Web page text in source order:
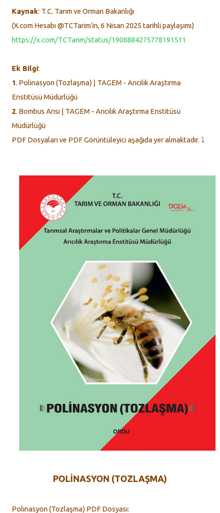
Kaynak: T.C. Tarım ve Orman Bakanlığı
(X.com Hesabı @TCTarim'in, 6 Nisan 2025 tarihli paylaşımı)
https://x.com/TCTarim/status/1908884275778191511
Ek Bilgi:
1. Polinasyon (Tozlaşma) | TAGEM - Arıcılık Araştırma
Enstitüsü Müdürlüğü
2. Bombus Arısı | TAGEM - Arıcılık Araştırma Enstitüsü
Müdürlüğü
PDF Dosyaları ve PDF Görüntüleyici aşağıda yer almaktadır. ⤵️
POLİNASYON (TOZLAŞMA)
Polinasyon (Tozlaşma) PDF Dosyası: